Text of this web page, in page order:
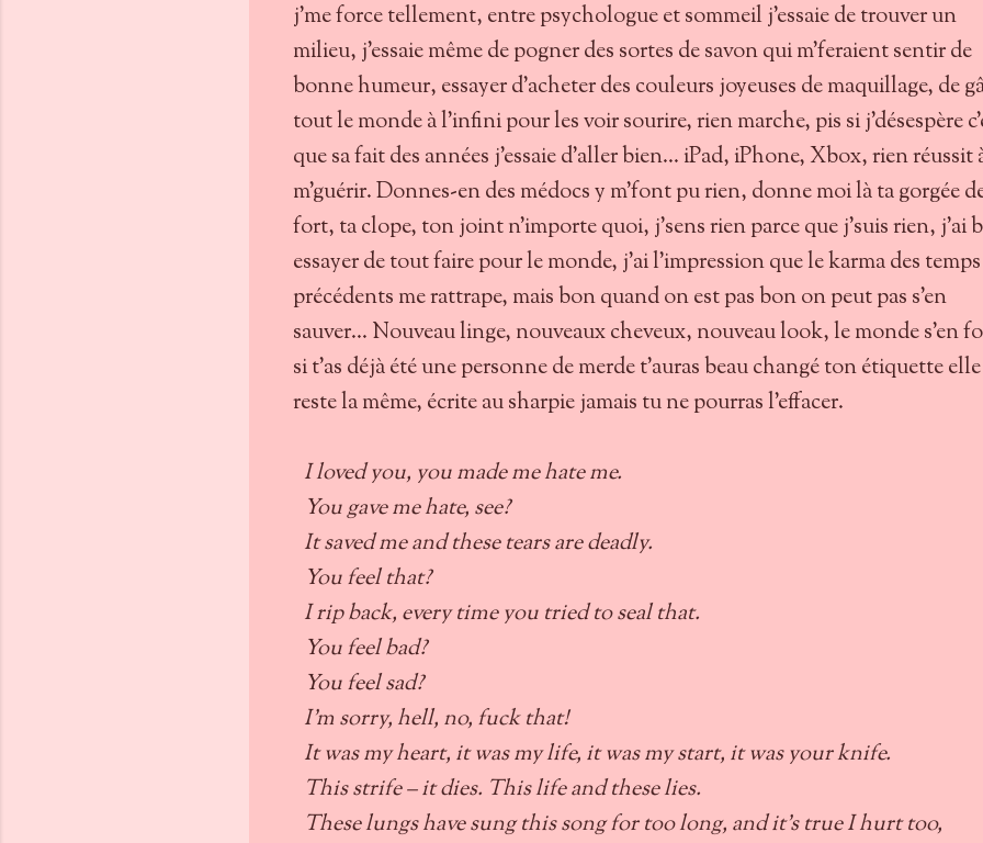
j'me force tellement, entre psychologue et sommeil j'essaie de trouver un
milieu, j'essaie même de pogner des sortes de savon qui m'feraient sentir de
bonne humeur, essayer d'acheter des couleurs joyeuses de maquillage, de
tout le monde à l'infini pour les voir sourire, rien marche, pis si j'désespère
que sa fait des années j'essaie d'aller bien... iPad, iPhone, Xbox, rien réussit
m'guérir. Donnes-en des médocs y m'font pu rien, donne moi là ta gorgée
fort, ta clope, ton joint n'importe quoi, j'sens rien parce que j'suis rien, j'ai
essayer de tout faire pour le monde, j'ai l'impression que le karma des temps
précédents me rattrape, mais bon quand on est pas bon on peut pas s'en
sauver... Nouveau linge, nouveaux cheveux, nouveau look, le monde s'en
si t'as déjà été une personne de merde t'auras beau changé ton étiquette elle
reste la même, écrite au sharpie jamais tu ne pourras l'effacer.
I loved you, you made me hate me.
You gave me hate, see?
It saved me and these tears are deadly.
You feel that?
I rip back, every time you tried to seal that.
You feel bad?
You feel sad?
I'm sorry, hell, no, fuck that!
It was my heart, it was my life, it was my start, it was your knife.
This strife – it dies. This life and these lies.
These lungs have sung this song for too long, and it's true I hurt too,